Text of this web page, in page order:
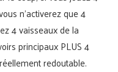
n’activerez que 4
4 vaisseaux de la
principaux PLUS 4
redoutable.